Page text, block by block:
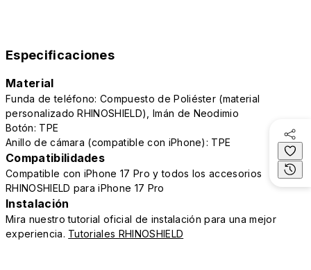
Especificaciones
Material
Funda de teléfono: Compuesto de Poliéster (material
personalizado RHINOSHIELD), Imán de Neodimio
Botón: TPE
Anillo de cámara (compatible con iPhone): TPE
Compatibilidades
Compatible con iPhone 17 Pro y todos los accesorios
RHINOSHIELD para iPhone 17 Pro
Instalación
Mira nuestro tutorial oficial de instalación para una mejor
experiencia. Tutoriales RHINOSHIELD